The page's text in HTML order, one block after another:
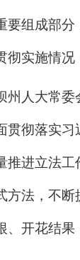
要组成部
彻实施情况
州 人大常
贯彻落实
推进立法
方法，不
、开花结果